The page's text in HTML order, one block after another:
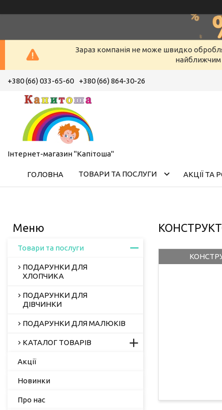
Зараз компанія не може швидко
найближчим
+380 (66) 033-65-60 +380 (66) 864-30-26
Інтернет-магазин "Капітоша"
ГОЛОВНА ТОВАРИ ТА ПОСЛУГИ АКЦІЇ ТА
Товари та послуги
ПОДАРУНКИ ДЛЯ
ХЛОПЧИКА
ПОДАРУНКИ ДЛЯ
ДІВЧИНКИ
ПОДАРУНКИ ДЛЯ МАЛЮКІВ
КАТАЛОГ ТОВАРІВ
Акції
Новинки
Про нас